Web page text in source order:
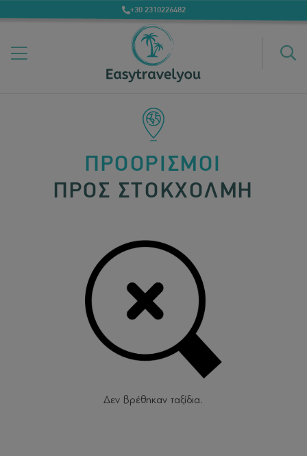
+30 2310226482
ΠΡΟΟΡΙΣΜΟΙ
ΠΡΟΣ ΣΤΟΚΧΟΛΜΗ
Δεν βρέθηκαν ταξίδια.